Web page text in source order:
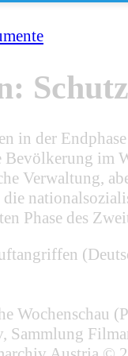
in der
im
Verwaltung,
Phase des
Wochenschau